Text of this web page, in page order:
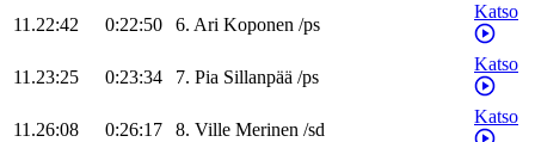
11.22:42 0:22:50 6. Ari Koponen /ps
Katso
11.23:25 0:23:34 7. Pia Sillanpää /ps
Katso
11.26:08 0:26:17 8. Ville Merinen /sd
Katso